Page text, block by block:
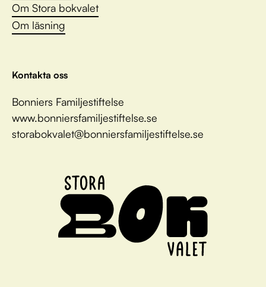
Om Stora bokvalet
Om läsning
Kontakta oss
Bonniers Familjestiftelse
www.bonniersfamiljestiftelse.se
storabokvalet@bonniersfamiljestiftelse.se